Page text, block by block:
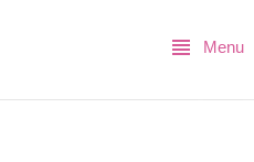
Menu